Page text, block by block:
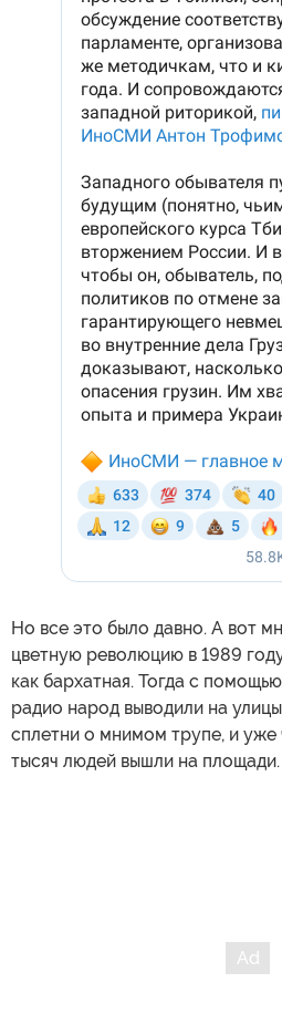
Но все это было давно. А вот
цветную революцию в 1989
как бархатная. Тогда с
радио народ выводили на
сплетни о мнимом трупе, и уже
тысяч людей вышли на площади.